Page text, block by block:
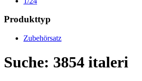
Produkttyp
Zubehörsatz
Suche: 3854 italeri